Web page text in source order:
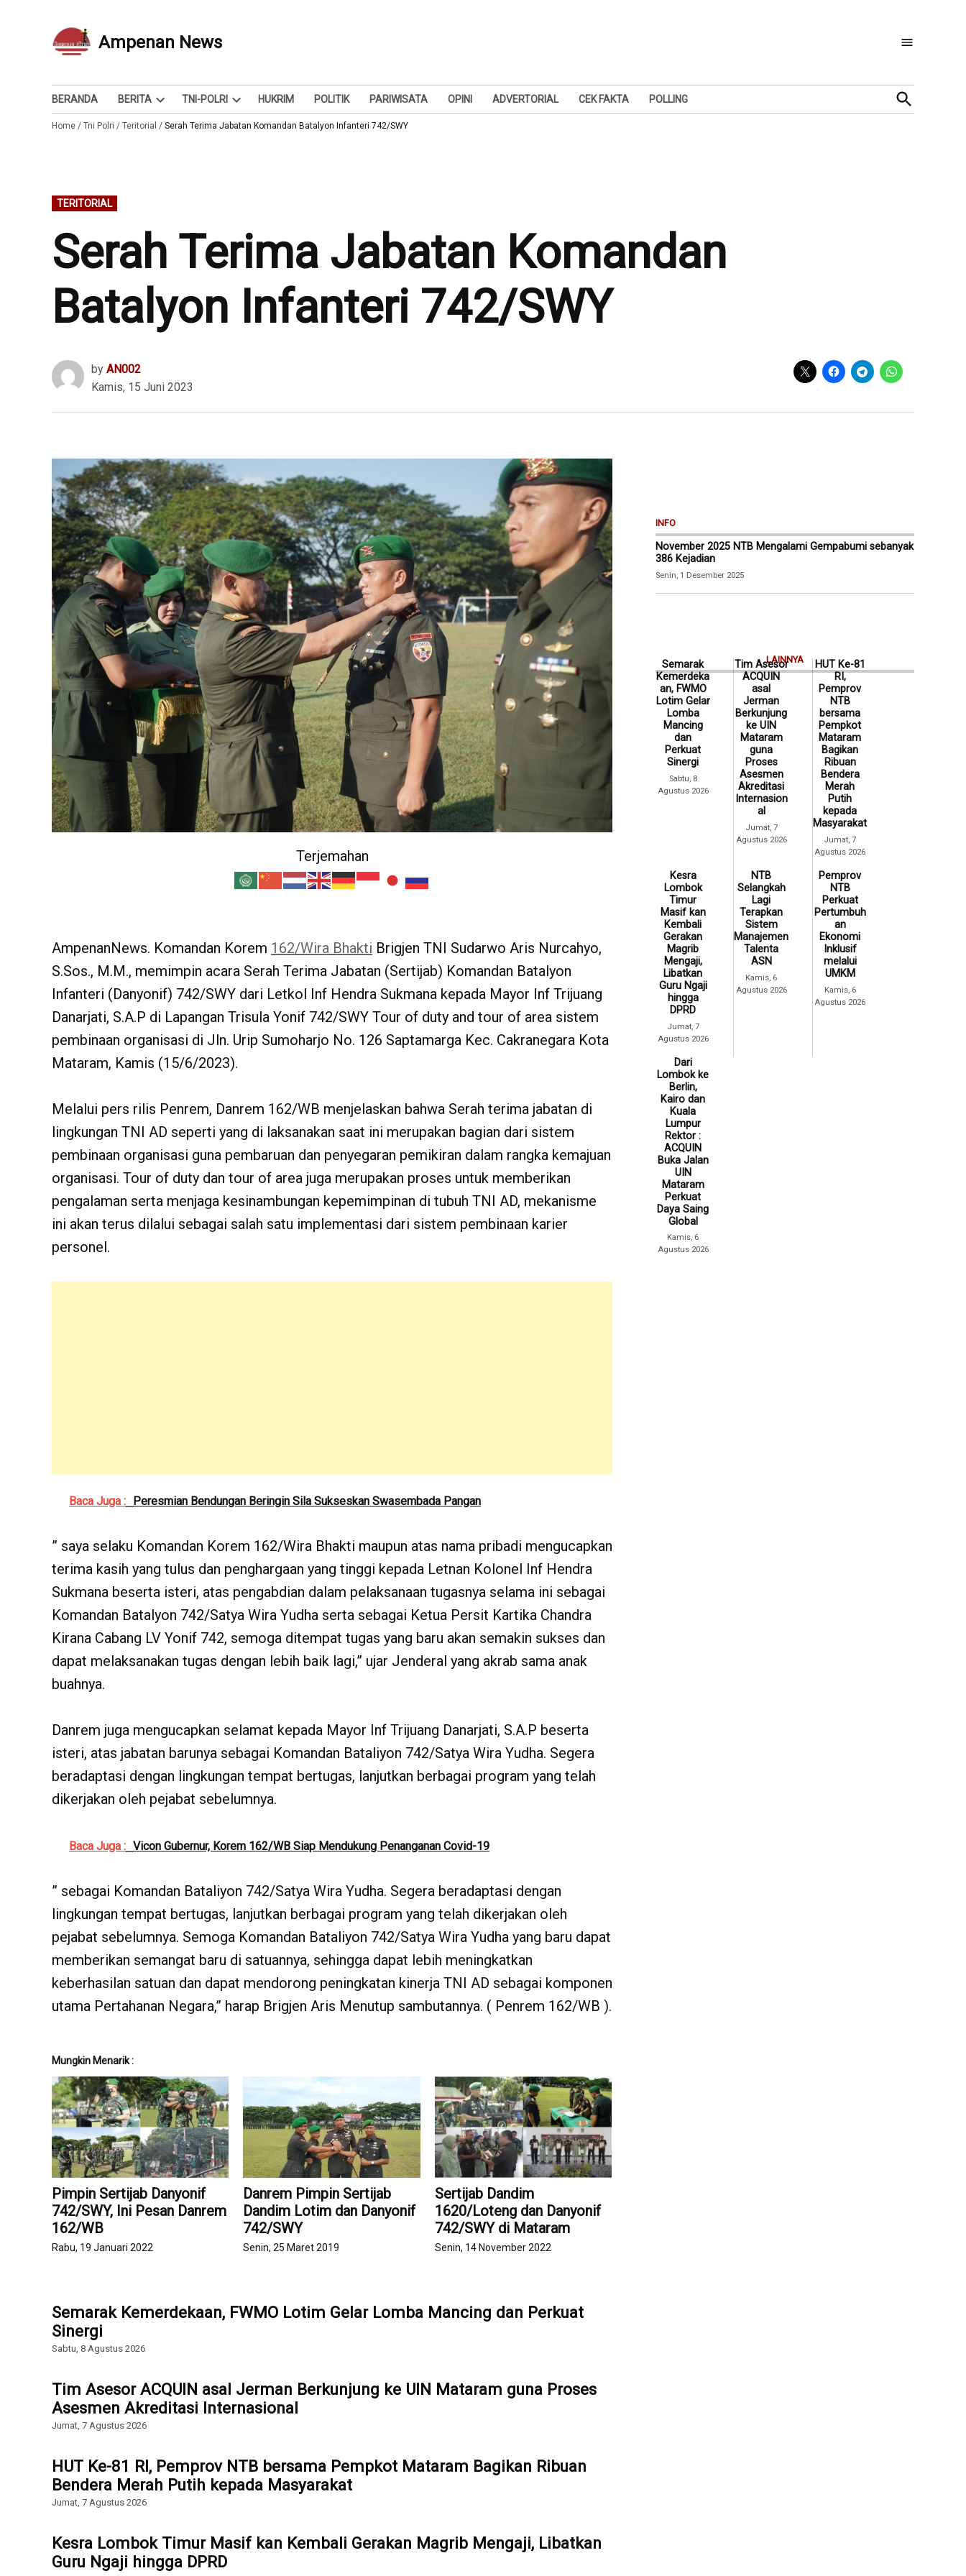
Ampenan News
Berita dan Info
BERANDA BERITA
Open
dropdown
TNI-POLRI
Open
dropdown
HUKRIM POLITIK PARIWISATA OPINI ADVERTORIAL CEK FAKTA POLLING
Open
Search
Home / Tni Polri / Teritorial / Serah Terima Jabatan Komandan Batalyon Infanteri 742/SWY
POSTED
IN
TERITORIAL
Serah Terima Jabatan Komandan
Batalyon Infanteri 742/SWY
by AN002
Kamis, 15 Juni 2023
Terjemahan
AmpenanNews. Komandan Korem 162/Wira Bhakti Brigjen TNI Sudarwo Aris Nurcahyo,
S.Sos., M.M., memimpin acara Serah Terima Jabatan (Sertijab) Komandan Batalyon
Infanteri (Danyonif) 742/SWY dari Letkol Inf Hendra Sukmana kepada Mayor Inf Trijuang
Danarjati, S.A.P di Lapangan Trisula Yonif 742/SWY Tour of duty and tour of area sistem
pembinaan organisasi di Jln. Urip Sumoharjo No. 126 Saptamarga Kec. Cakranegara Kota
Mataram, Kamis (15/6/2023).
Melalui pers rilis Penrem, Danrem 162/WB menjelaskan bahwa Serah terima jabatan di
lingkungan TNI AD seperti yang di laksanakan saat ini merupakan bagian dari sistem
pembinaan organisasi guna pembaruan dan penyegaran pemikiran dalam rangka kemajuan
organisasi. Tour of duty dan tour of area juga merupakan proses untuk memberikan
pengalaman serta menjaga kesinambungan kepemimpinan di tubuh TNI AD, mekanisme
ini akan terus dilalui sebagai salah satu implementasi dari sistem pembinaan karier
personel.
Baca Juga : Peresmian Bendungan Beringin Sila Sukseskan Swasembada Pangan
” saya selaku Komandan Korem 162/Wira Bhakti maupun atas nama pribadi mengucapkan
terima kasih yang tulus dan penghargaan yang tinggi kepada Letnan Kolonel Inf Hendra
Sukmana beserta isteri, atas pengabdian dalam pelaksanaan tugasnya selama ini sebagai
Komandan Batalyon 742/Satya Wira Yudha serta sebagai Ketua Persit Kartika Chandra
Kirana Cabang LV Yonif 742, semoga ditempat tugas yang baru akan semakin sukses dan
dapat melaksanakan tugas dengan lebih baik lagi,” ujar Jenderal yang akrab sama anak
buahnya.
Danrem juga mengucapkan selamat kepada Mayor Inf Trijuang Danarjati, S.A.P beserta
isteri, atas jabatan barunya sebagai Komandan Bataliyon 742/Satya Wira Yudha. Segera
beradaptasi dengan lingkungan tempat bertugas, lanjutkan berbagai program yang telah
dikerjakan oleh pejabat sebelumnya.
Baca Juga : Vicon Gubernur, Korem 162/WB Siap Mendukung Penanganan Covid-19
” sebagai Komandan Bataliyon 742/Satya Wira Yudha. Segera beradaptasi dengan
lingkungan tempat bertugas, lanjutkan berbagai program yang telah dikerjakan oleh
pejabat sebelumnya. Semoga Komandan Bataliyon 742/Satya Wira Yudha yang baru dapat
memberikan semangat baru di satuannya, sehingga dapat lebih meningkatkan
keberhasilan satuan dan dapat mendorong peningkatan kinerja TNI AD sebagai komponen
utama Pertahanan Negara,” harap Brigjen Aris Menutup sambutannya. ( Penrem 162/WB ).
Mungkin Menarik :
Pimpin Sertijab Danyonif
742/SWY, Ini Pesan Danrem
162/WB
Rabu, 19 Januari 2022
Danrem Pimpin Sertijab
Dandim Lotim dan Danyonif
742/SWY
Senin, 25 Maret 2019
Sertijab Dandim
1620/Loteng dan Danyonif
742/SWY di Mataram
Senin, 14 November 2022
Semarak Kemerdekaan, FWMO Lotim Gelar Lomba Mancing dan Perkuat
Sinergi
Sabtu, 8 Agustus 2026
Tim Asesor ACQUIN asal Jerman Berkunjung ke UIN Mataram guna Proses
Asesmen Akreditasi Internasional
Jumat, 7 Agustus 2026
HUT Ke-81 RI, Pemprov NTB bersama Pempkot Mataram Bagikan Ribuan
Bendera Merah Putih kepada Masyarakat
Jumat, 7 Agustus 2026
Kesra Lombok Timur Masif kan Kembali Gerakan Magrib Mengaji, Libatkan
Guru Ngaji hingga DPRD
INFO
November 2025 NTB Mengalami Gempabumi sebanyak
386 Kejadian
Senin, 1 Desember 2025
LAINNYA
Semarak
Kemerdeka
an, FWMO
Lotim Gelar
Lomba
Mancing
dan
Perkuat
Sinergi
Sabtu, 8
Agustus 2026
Tim Asesor
ACQUIN
asal
Jerman
Berkunjung
ke UIN
Mataram
guna
Proses
Asesmen
Akreditasi
Internasion
al
Jumat, 7
Agustus 2026
HUT Ke-81
RI,
Pemprov
NTB
bersama
Pempkot
Mataram
Bagikan
Ribuan
Bendera
Merah
Putih
kepada
Masyarakat
Jumat, 7
Agustus 2026
Kesra
Lombok
Timur
Masif kan
Kembali
Gerakan
Magrib
Mengaji,
Libatkan
Guru Ngaji
hingga
DPRD
Jumat, 7
Agustus 2026
NTB
Selangkah
Lagi
Terapkan
Sistem
Manajemen
Talenta
ASN
Kamis, 6
Agustus 2026
Pemprov
NTB
Perkuat
Pertumbuh
an
Ekonomi
Inklusif
melalui
UMKM
Kamis, 6
Agustus 2026
Dari
Lombok ke
Berlin,
Kairo dan
Kuala
Lumpur
Rektor :
ACQUIN
Buka Jalan
UIN
Mataram
Perkuat
Daya Saing
Global
Kamis, 6
Agustus 2026